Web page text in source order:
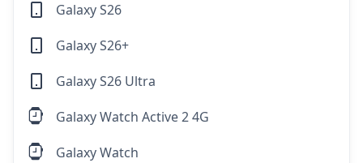
Galaxy S26
Galaxy S26+
Galaxy S26 Ultra
Galaxy Watch Active 2 4G
Galaxy Watch